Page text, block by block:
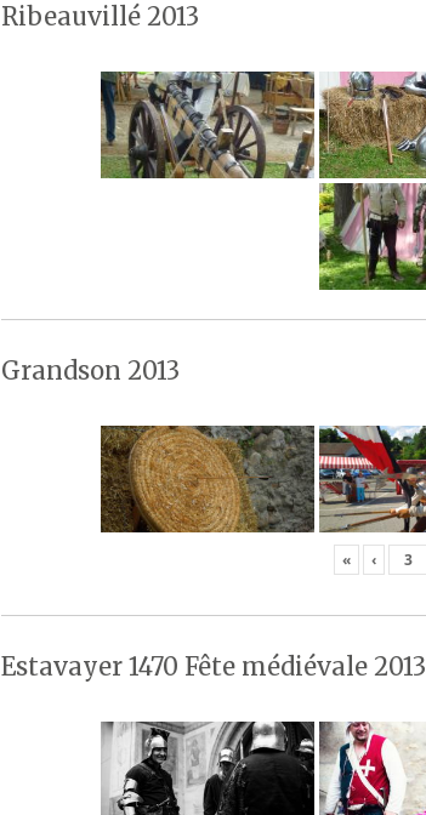
Ribeauvillé 2013
Grandson 2013
« ‹
Estavayer 1470 Fête médiévale 2013